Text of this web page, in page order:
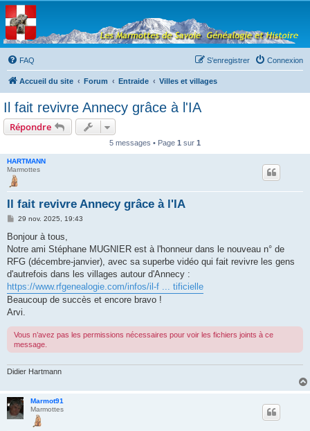
Les Marmottes de
Savoie
Forum d'entraide généalogique
FAQ
Connexion
S’enregistrer
Accueil du site Forum Entraide Villes et villages
Il fait revivre Annecy grâce à l'IA
Répondre
5 messages • Page 1 sur 1
HARTMANN
Marmottes
Il fait revivre Annecy grâce à l'IA
M
s
a
g
29 nov. 2025, 19:43
Bonjour à tous,
Notre ami Stéphane MUGNIER est à l'honneur dans le nouveau n° de
RFG (décembre-janvier), avec sa superbe vidéo qui fait revivre les gens
d'autrefois dans les villages autour d'Annecy :
https://www.rfgenealogie.com/infos/il-f ... tificielle
Beaucoup de succès et encore bravo !
Arvi.
Vous n’avez pas les permissions nécessaires pour voir les fichiers joints à ce
message.
Didier Hartmann
Marmot91
Marmottes